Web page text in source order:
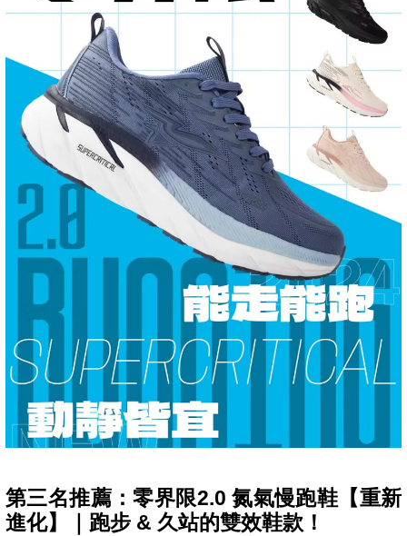
第三名推薦：零界限2.0 氮氣慢跑鞋【重新
進化】｜跑步 & 久站的雙效鞋款！